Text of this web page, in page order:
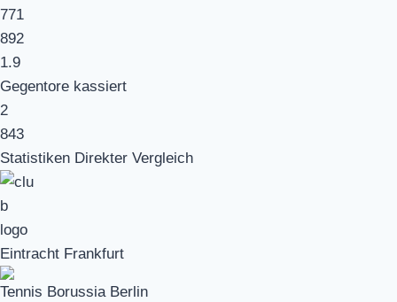
771
892
1.9
Gegentore kassiert
2
843
Statistiken Direkter Vergleich
Eintracht Frankfurt
Tennis Borussia Berlin